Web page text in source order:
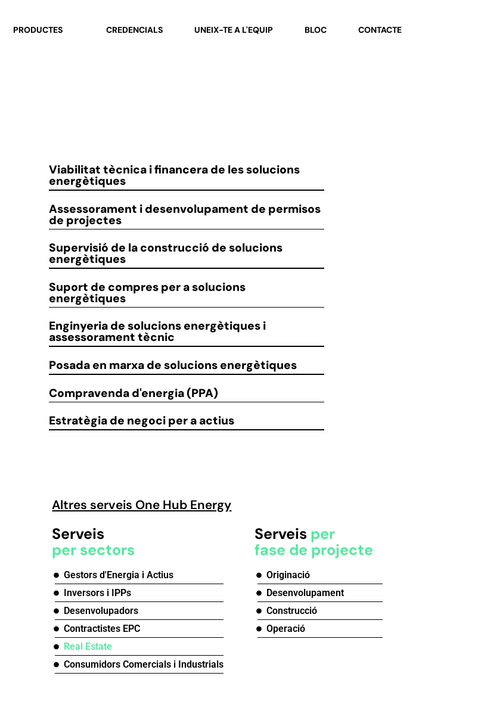
PRODUCTES CREDENCIALS UNEIX-TE A L'EQUIP BLOC CONTACTE
Viabilitat tècnica i financera de les solucions
energètiques
Assessorament i desenvolupament de permisos
de projectes
Supervisió de la construcció de solucions
energètiques
Suport de compres per a solucions
energètiques
Enginyeria de solucions energètiques i
assessorament tècnic
Posada en marxa de solucions energètiques
Compravenda d'energia (PPA)
Estratègia de negoci per a actius
Altres serveis One Hub Energy
Serveis
per sectors
Gestors d'Energia i Actius
Inversors i IPPs
Desenvolupadors
Contractistes EPC
Real Estate
Consumidors Comercials i Industrials
Serveis per
fase de projecte
Originació
Desenvolupament
Construcció
Operació